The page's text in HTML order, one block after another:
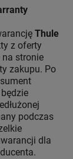
Thule
z oferty
na stronie
zakupu. Po
podczas
dla